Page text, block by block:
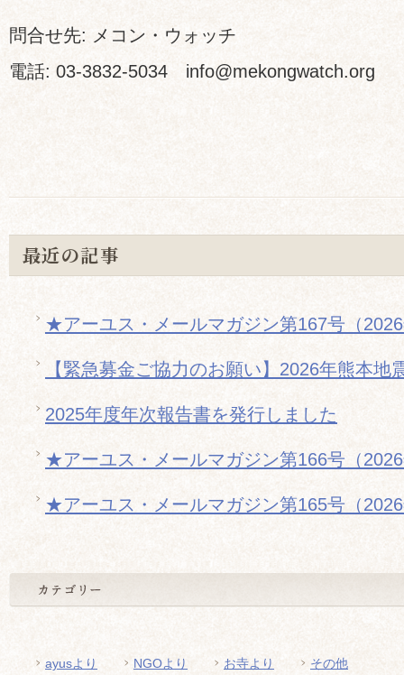
問合せ先: メコン・ウォッチ
電話: 03-3832-5034 info@mekongwatch.org
最近の記事
★アーユス・メールマガジン第167号（
【緊急募金ご協力のお願い】2026年熊本地
2025年度年次報告書を発行しました
★アーユス・メールマガジン第166号（
★アーユス・メールマガジン第165号（
ayusより NGOより お寺より その他